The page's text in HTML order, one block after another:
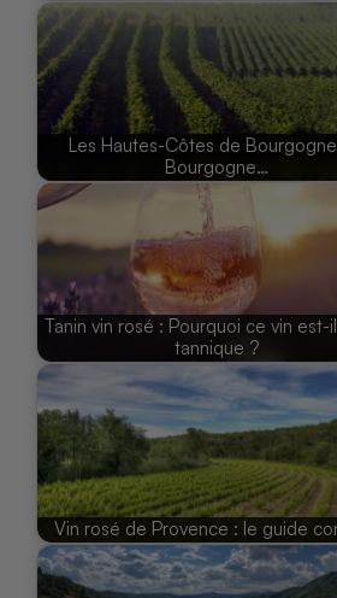
Les Hautes-Côtes de
Bourgogne…
Tanin vin rosé : Pourquoi ce vin est-
tannique ?
Vin rosé de Provence : le guide